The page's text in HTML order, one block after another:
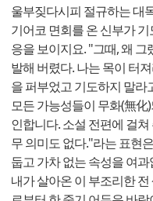
울부짖다시피 절규하는 대
기어코 면회를 온 신부가
응을 보이지요. "그때, 왜
발해 버렸다. 나는 목이 터
을 퍼부었고 기도하지 말라
모든 가능성들이 무화(無
인합니다. 소설 전편에 걸
무 의미도 없다."라는 표현
둡고 가차 없는 속성을 여
내가 살아온 이 부조리한